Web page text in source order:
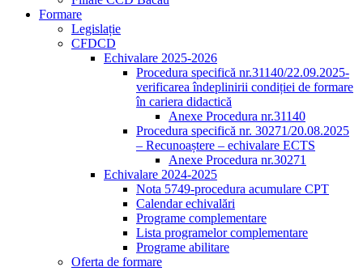
Formare
Legislație
CFDCD
Echivalare 2025-2026
Procedura specifică nr.31140/22.09.2025-
verificarea îndeplinirii condiției de formare
în cariera didactică
Anexe Procedura nr.31140
Procedura specifică nr. 30271/20.08.2025
– Recunoaștere – echivalare ECTS
Anexe Procedura nr.30271
Echivalare 2024-2025
Nota 5749-procedura acumulare CPT
Calendar echivalări
Programe complementare
Lista programelor complementare
Programe abilitare
Oferta de formare